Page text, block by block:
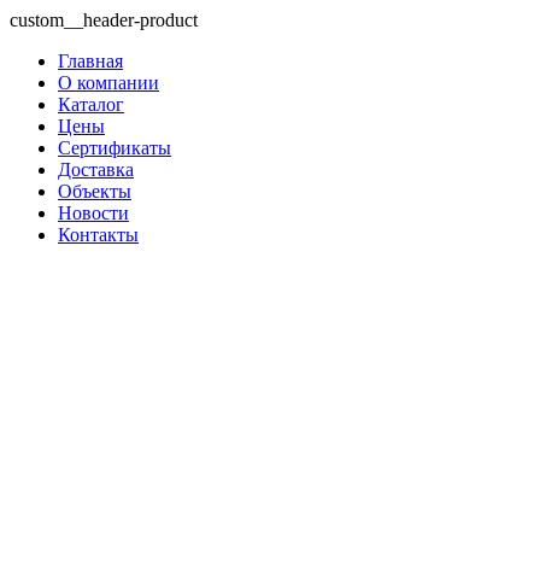
custom__header-product
Главная
О компании
Каталог
Цены
Сертификаты
Доставка
Объекты
Новости
Контакты